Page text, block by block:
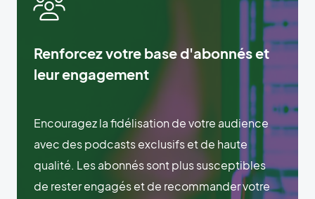
Renforcez votre base d'abonnés et
leur engagement
Encouragez la fidélisation de votre audience
avec des podcasts exclusifs et de haute
qualité. Les abonnés sont plus susceptibles
de rester engagés et de recommander votre